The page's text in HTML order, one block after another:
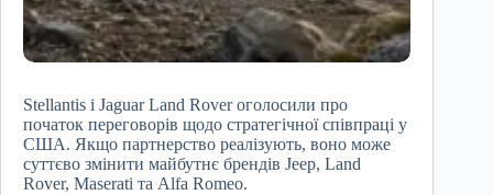
Stellantis і Jaguar Land Rover оголосили про
початок переговорів щодо стратегічної співпраці у
США. Якщо партнерство реалізують, воно може
суттєво змінити майбутнє брендів Jeep, Land
Rover, Maserati та Alfa Romeo.